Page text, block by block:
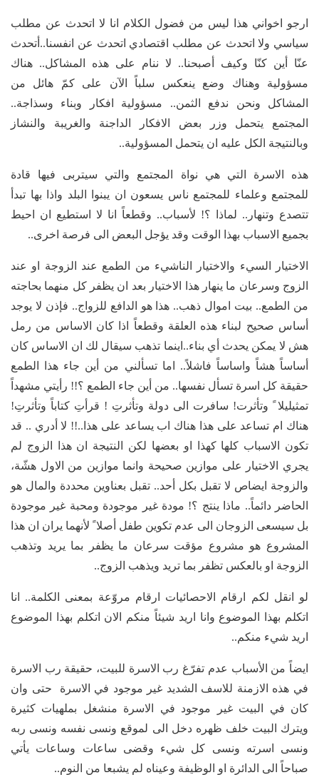
ارجو اخواني هذا ليس من فضول الكلام انا لا اتحدث عن مطلب
سياسي ولا اتحدث عن مطلب اقتصادي اتحدث عن انفسنا..أتحدث
عنّا أين كنّا وكيف أصبحنا.. لا ننام على هذه المشاكل.. هناك
مسؤولية وهناك وضع ينعكس سلباً الآن على كمّ هائل من
المشاكل ونحن ندفع الثمن.. مسؤولية افكار وبناء وسذاجة..
المجتمع يتحمل وزر بعض الافكار الداجنة والغريبة والنشاز
وبالنتيجة الكل عليه ان يتحمل المسؤولية..
هذه الاسرة التي هي نواة المجتمع والتي سيتربى فيها قادة
للمجتمع وعلماء للمجتمع ناس يسعون ان يبنوا البلد واذا بها تبدأ
تتصدع وتنهار.. لماذا ؟! لأسباب.. وقطعاً انا لا استطيع ان احيط
بجميع الاسباب بهذا الوقت وقد يؤجل البعض الى فرصة اخرى..
الاختيار السيء والاختيار الناشيء من الطمع عند الزوجة او عند
الزوج وسرعان ما ينهار هذا الاختيار بعد ان يظفر كل منهما بحاجته
من الطمع.. بيت اموال ذهب.. هذا هو الدافع للزواج.. فإذن لا يوجد
أساس صحيح لبناء هذه العلقة وقطعاً اذا كان الاساس من رمل
هش لا يمكن يحدث أي بناء..اينما تذهب سيقال لك ان الاساس كان
أساساً هشاً واساساً فاشلاً.. اما تسألني من أين جاء هذا الطمع
حقيقة كل اسرة تسأل نفسها.. من أين جاء الطمع ؟!! رأيتي مشهداً
تمثيليلا ً وتأثرت! سافرت الى دولة وتأثرتِ ! قرأتِ كتاباً وتأثرتِ!
هناك ام تساعد على هذا هناك اب يساعد على هذا..!! لا أدري .. قد
تكون الاسباب كلها كهذا او بعضها لكن النتيجة ان هذا الزوج لم
يجري الاختيار على موازين صحيحة وانما موازين من الاول هشّة،
والزوجة ايضاص لا تقبل بكل أحد.. تقبل بعناوين محددة والمال هو
الحاضر دائماً.. ماذا ينتج ؟! مودة غير موجودة ومحبة غير موجودة
بل سيسعى الزوجان الى عدم تكوين طفل أصلا ً لأنهما يران ان هذا
المشروع هو مشروع مؤقت سرعان ما يظفر بما يريد وتذهب
الزوجة او بالعكس تظفر بما تريد ويذهب الزوج..
لو انقل لكم ارقام الاحصائيات ارقام مروّعة بمعنى الكلمة.. انا
اتكلم بهذا الموضوع وانا اريد شيئاً منكم الان اتكلم بهذا الموضوع
اريد شيء منكم..
ايضاً من الأسباب عدم تفرّغ رب الاسرة للبيت، حقيقة رب الاسرة
في هذه الازمنة للاسف الشديد غير موجود في الاسرة حتى وان
كان في البيت غير موجود في الاسرة منشغل بملهيات كثيرة
ويترك البيت خلف ظهره دخل الى لموقع ونسى نفسه ونسى ربه
ونسى اسرته ونسى كل شيء وقضى ساعات وساعات يأتي
صباحاً الى الدائرة او الوظيفة وعيناه لم يشبعا من النوم..